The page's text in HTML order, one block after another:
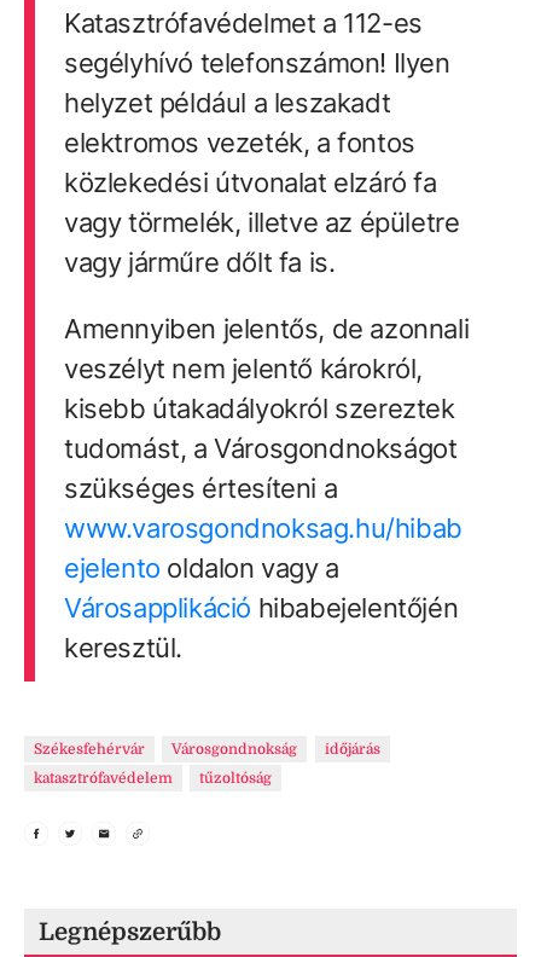
Katasztrófavédelmet a 112-es
segélyhívó telefonszámon! Ilyen
helyzet például a leszakadt
elektromos vezeték, a fontos
közlekedési útvonalat elzáró fa
vagy törmelék, illetve az épületre
vagy járműre dőlt fa is.
Amennyiben jelentős, de azonnali
veszélyt nem jelentő károkról,
kisebb útakadályokról szereztek
tudomást, a Városgondnokságot
szükséges értesíteni a
www.varosgondnoksag.hu/hibab
ejelento oldalon vagy a
Városapplikáció hibabejelentőjén
keresztül.
Székesfehérvár Városgondnokság
időjárás
katasztrófavédelem
tűzoltóság
Legnépszerűbb